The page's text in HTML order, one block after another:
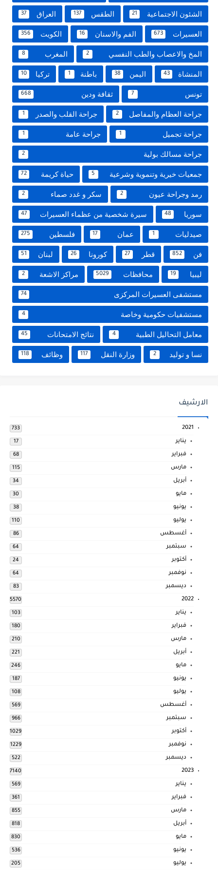
الشئون الاجتماعية 21 الطقس 137 العراق 37
العسيرات 673 الفم والاسنان 16 الكويت 356
المخ والاعصاب والطب النفسي 2 المغرب 8
المنشاة 43 اليمن 38 باطنة 1 تركيا 10
تونس 7 ثقافة ودين 668
جراحة العظام والمفاصل 2 جراحة القلب والصدر 1
جراحة تجميل 1 جراحة عامة 1
جراحة مسالك بولية 2
جمعيات خيرية وتنموية وشرعية 5 حياة كريمة 72
رمد وجراحة عيون 2 سكر و غدد صماء 2
سوريا 48 سيرة شخصية من عظماء العسيرات 47
صيدليات 1 عمان 17 فلسطين 275
فن 852 قطر 27 كورونا 26 لبنان 51
ليبيا 19 محافظات 5029 مراكز الاشعة 2
مستشفى العسيرات المركزى 74
مستشفيات حكومية وخاصة 4
معامل التحاليل الطبية 4 نتائج الامتحانات 45
نسا و توليد 2 وزارة النقل 117 وظائف 118
الارشيف
2021
733
يناير 17
فبراير 68
مارس 115
أبريل 34
مايو 30
يونيو 38
يوليو 110
أغسطس 86
سبتمبر 64
أكتوبر 24
نوفمبر 64
ديسمبر 83
2022
5570
يناير 103
فبراير 180
مارس 210
أبريل 221
مايو 246
يونيو 187
يوليو 108
أغسطس 569
سبتمبر 966
أكتوبر 1029
نوفمبر 1229
ديسمبر 522
2023
7140
يناير 569
فبراير 361
مارس 855
أبريل 818
مايو 830
يونيو 536
يوليو 205